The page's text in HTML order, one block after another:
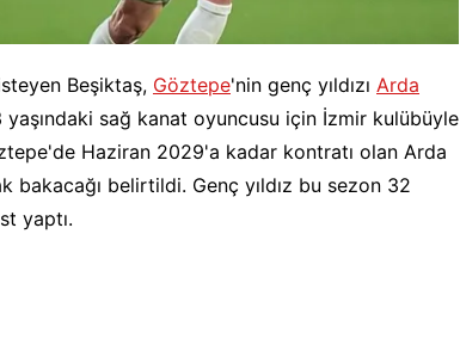
Beşiktaş, Göztepe'nin genç yıldızı Arda
yaşındaki sağ kanat oyuncusu için İzmir kulübüyle
Haziran 2029'a kadar kontratı olan Arda
bakacağı belirtildi. Genç yıldız bu sezon 32
yaptı.